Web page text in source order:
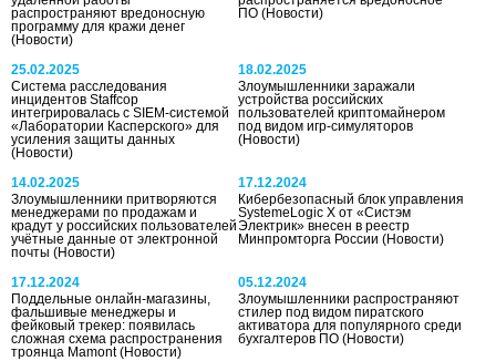
распространяют вредоносную
программу для кражи денег
(Новости)
ПО(Новости)
25.02.2025
Система расследования
инцидентов Staffcop
интегрировалась с SIEM-системой
«Лаборатории Касперского» для
усиления защиты данных
(Новости)
18.02.2025
Злоумышленники заражали
устройства российских
пользователей криптомайнером
под видом игр-симуляторов
(Новости)
14.02.2025
Злоумышленники притворяются
менеджерами по продажам и
крадут у российских пользователей
учётные данные от электронной
почты (Новости)
17.12.2024
Кибербезопасный блок управления
SystemeLogic X от «Систэм
Электрик» внесен в реестр
Минпромторга России(Новости)
17.12.2024
Поддельные онлайн-магазины,
фальшивые менеджеры и
фейковый трекер: появилась
сложная схема распространения
троянца Mamont(Новости)
05.12.2024
Злоумышленники распространяют
стилер под видом пиратского
активатора для популярного среди
бухгалтеров ПО(Новости)